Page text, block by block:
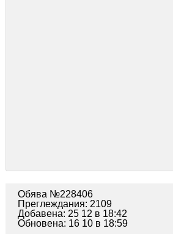
Обява №228406
Преглеждания: 2109
Добавена: 25 12 в 18:42
Обновена: 16 10 в 18:59